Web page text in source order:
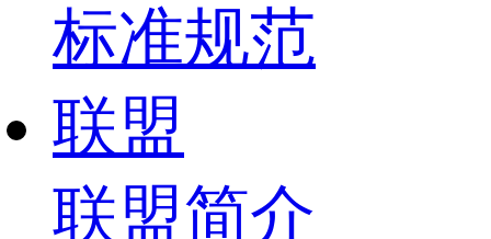
标准规范
联盟
联盟简介